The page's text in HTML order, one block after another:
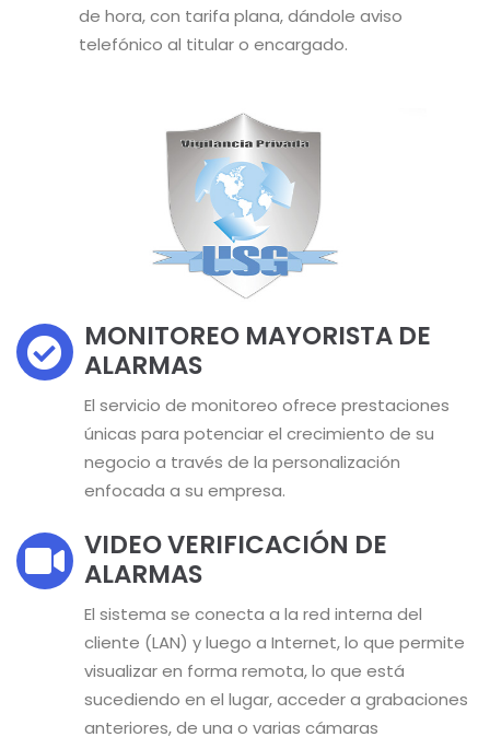
de hora, con tarifa plana, dándole aviso
telefónico al titular o encargado.
MONITOREO MAYORISTA DE
ALARMAS
El servicio de monitoreo ofrece prestaciones
únicas para potenciar el crecimiento de su
negocio a través de la personalización
enfocada a su empresa.
VIDEO VERIFICACIÓN DE
ALARMAS
El sistema se conecta a la red interna del
cliente (LAN) y luego a Internet, lo que permite
visualizar en forma remota, lo que está
sucediendo en el lugar, acceder a grabaciones
anteriores, de una o varias cámaras